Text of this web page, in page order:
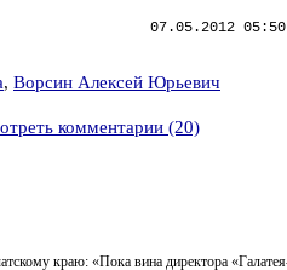
07.05.2012
, Ворсин Алексей Юрьевич
комментарии (20)
краю: «Пока вина директора